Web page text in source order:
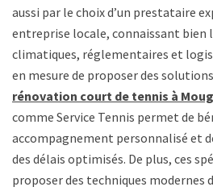
aussi par le choix d’un prestataire
entreprise locale, connaissant bien
climatiques, réglementaires et
en mesure de proposer des
rénovation court de tennis à
comme Service Tennis permet de
accompagnement personnalisé et
des délais optimisés. De plus, ces
proposer des techniques modernes